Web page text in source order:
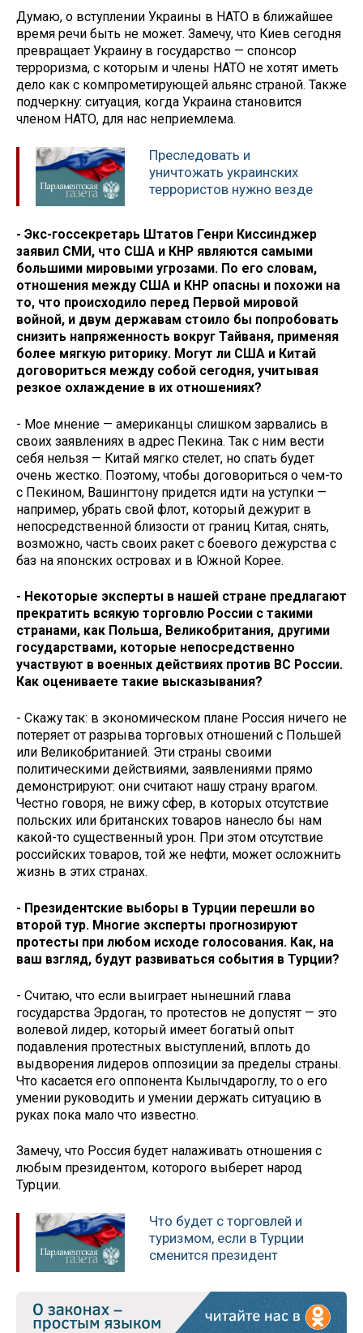
Думаю, о вступлении Украины в НАТО в ближайшее
время речи быть не может. Замечу, что Киев сегодня
превращает Украину в государство — спонсор
терроризма, с которым и члены НАТО не хотят иметь
дело как с компрометирующей альянс страной. Также
подчеркну: ситуация, когда Украина становится
членом НАТО, для нас неприемлема.
Преследовать и
уничтожать украинских
террористов нужно везде
- Экс-госсекретарь Штатов Генри Киссинджер
заявил СМИ, что США и КНР являются самыми
большими мировыми угрозами. По его словам,
отношения между США и КНР опасны и похожи на
то, что происходило перед Первой мировой
войной, и двум державам стоило бы попробовать
снизить напряженность вокруг Тайваня, применяя
более мягкую риторику. Могут ли США и Китай
договориться между собой сегодня, учитывая
резкое охлаждение в их отношениях?
- Мое мнение — американцы слишком зарвались в
своих заявлениях в адрес Пекина. Так с ним вести
себя нельзя — Китай мягко стелет, но спать будет
очень жестко. Поэтому, чтобы договориться о чем-то
с Пекином, Вашингтону придется идти на уступки —
например, убрать свой флот, который дежурит в
непосредственной близости от границ Китая, снять,
возможно, часть своих ракет с боевого дежурства с
баз на японских островах и в Южной Корее.
- Некоторые эксперты в нашей стране предлагают
прекратить всякую торговлю России с такими
странами, как Польша, Великобритания, другими
государствами, которые непосредственно
участвуют в военных действиях против ВС России.
Как оцениваете такие высказывания?
- Скажу так: в экономическом плане Россия ничего не
потеряет от разрыва торговых отношений с Польшей
или Великобританией. Эти страны своими
политическими действиями, заявлениями прямо
демонстрируют: они считают нашу страну врагом.
Честно говоря, не вижу сфер, в которых отсутствие
польских или британских товаров нанесло бы нам
какой-то существенный урон. При этом отсутствие
российских товаров, той же нефти, может осложнить
жизнь в этих странах.
- Президентские выборы в Турции перешли во
второй тур. Многие эксперты прогнозируют
протесты при любом исходе голосования. Как, на
ваш взгляд, будут развиваться события в Турции?
- Считаю, что если выиграет нынешний глава
государства Эрдоган, то протестов не допустят — это
волевой лидер, который имеет богатый опыт
подавления протестных выступлений, вплоть до
выдворения лидеров оппозиции за пределы страны.
Что касается его оппонента Кылычдароглу, то о его
умении руководить и умении держать ситуацию в
руках пока мало что известно.
Замечу, что Россия будет налаживать отношения с
любым президентом, которого выберет народ
Турции.
Что будет с торговлей и
туризмом, если в Турции
сменится президент